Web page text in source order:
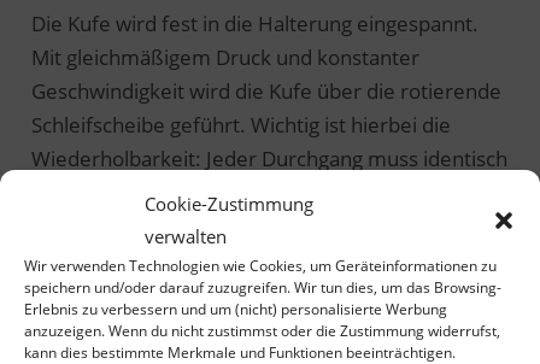
Cookie-Zustimmung
verwalten
Wir verwenden Technologien wie Cookies, um Geräteinformationen zu
speichern und/oder darauf zuzugreifen. Wir tun dies, um das Browsing-
Erlebnis zu verbessern und um (nicht) personalisierte Werbung
anzuzeigen. Wenn du nicht zustimmst oder die Zustimmung widerrufst,
kann dies bestimmte Merkmale und Funktionen beeinträchtigen.
Die Kufe wird fest in die Halterung eingespannt.
Mit gleichmäßigem Druck und konstanter
Geschwindigkeit wird die Kufe über die rotierende
Schleifscheibe geführt. Wichtig ist hierbei die
Wiederholbarkeit: Jeder Durchgang muss identisch
sein, um eine überhitzung des Stahls zu vermeiden
und ein gleichmäßiges Bild zu erhalten.
5. Kantenprüfung und Finish